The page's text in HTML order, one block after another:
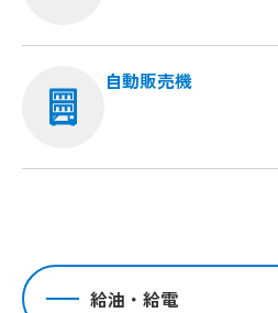
自動販売機
給油・給電